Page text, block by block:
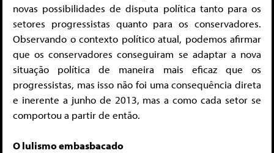
novas possibilidades de disputa política tanto para os
setores progressistas quanto para os conservadores.
Observando o contexto político atual, podemos afirmar
que os conservadores conseguiram se adaptar a nova
situação política de maneira mais eficaz que os
progressistas, mas isso não foi uma consequência direta
e inerente a junho de 2013, mas a como cada setor se
comportou a partir de então.
O lulismo embasbacado